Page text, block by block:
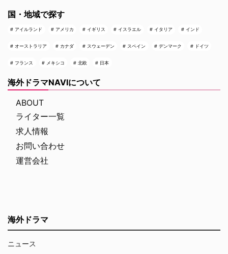
国・地域で探す
アイルランド アメリカ イギリス イスラエル イタリア インド
オーストラリア カナダ スウェーデン スペイン デンマーク ドイツ
フランス メキシコ 北欧 日本
海外ドラマNAVIについて
ABOUT
ライター一覧
求人情報
お問い合わせ
運営会社
海外ドラマ
ニュース